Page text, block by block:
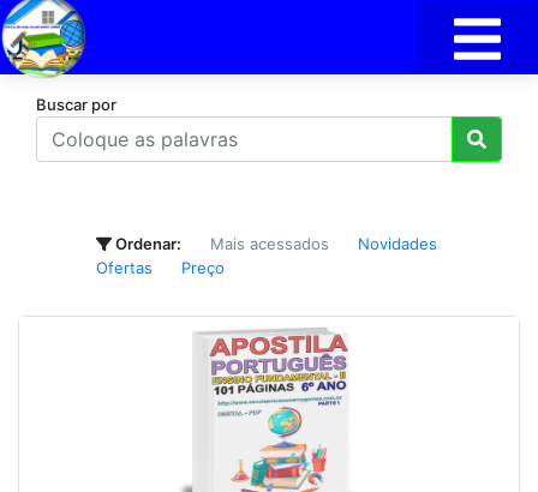
Buscar por
Ordenar: Mais acessados
Novidades
Ofertas
Preço